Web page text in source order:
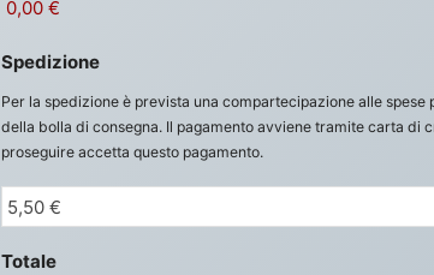
Spedizione
Per la spedizione è prevista una compartecipazione alle spese
della bolla di consegna. Il pagamento avviene tramite carta di
proseguire accetta questo pagamento.
Totale